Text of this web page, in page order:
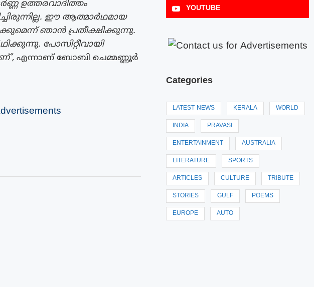
ഉത്തരവാദിത്തം
ഈ ആത്മാർഥമായ
ഞാൻ പ്രതീക്ഷിക്കുന്നു.
പോസിറ്റീവായി
എന്നാണ് ബോബി ചെമ്മണ്ണൂർ
YOUTUBE
Categories
LATEST NEWS KERALA WORLD
INDIA PRAVASI
ENTERTAINMENT AUSTRALIA
LITERATURE SPORTS
ARTICLES CULTURE TRIBUTE
STORIES GULF POEMS
EUROPE AUTO